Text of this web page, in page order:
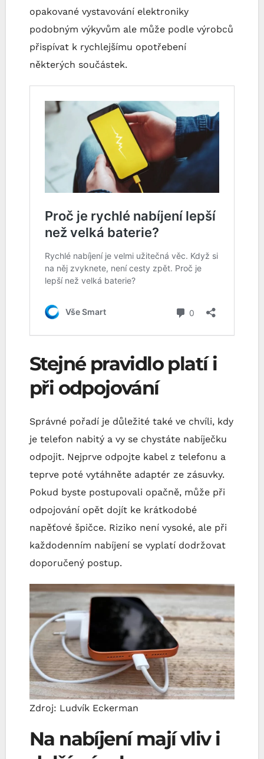
opakované vystavování elektroniky
podobným výkyvům ale může podle výrobců
přispívat k rychlejšímu opotřebení
některých součástek.
Stejné pravidlo platí i
při odpojování
Správné pořadí je důležité také ve chvíli, kdy
je telefon nabitý a vy se chystáte nabíječku
odpojit. Nejprve odpojte kabel z telefonu a
teprve poté vytáhněte adaptér ze zásuvky.
Pokud byste postupovali opačně, může při
odpojování opět dojít ke krátkodobé
napěťové špičce. Riziko není vysoké, ale při
každodenním nabíjení se vyplatí dodržovat
doporučený postup.
Zdroj: Ludvík Eckerman
Na nabíjení mají vliv i